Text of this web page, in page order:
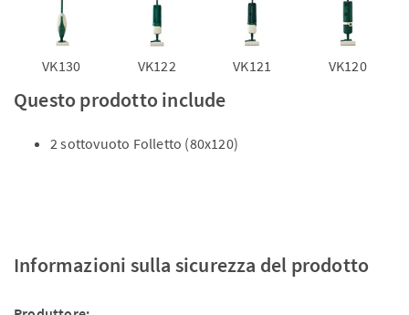
VK130 VK122 VK121 VK120
Questo prodotto include
2 sottovuoto Folletto (80x120)
Informazioni sulla sicurezza del prodotto